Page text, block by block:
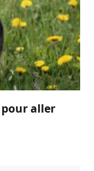
pour aller